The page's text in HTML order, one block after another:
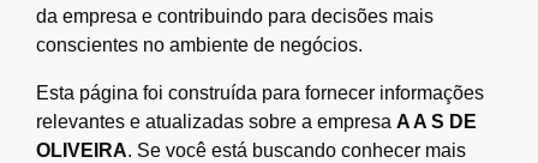
da empresa e contribuindo para decisões mais
conscientes no ambiente de negócios.
Esta página foi construída para fornecer informações
relevantes e atualizadas sobre a empresa A A S DE
OLIVEIRA. Se você está buscando conhecer mais